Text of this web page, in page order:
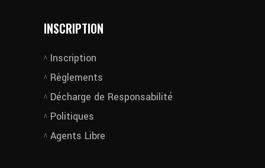
INSCRIPTION
Inscription
Règlements
Décharge de Responsabilité
Politiques
Agents Libre